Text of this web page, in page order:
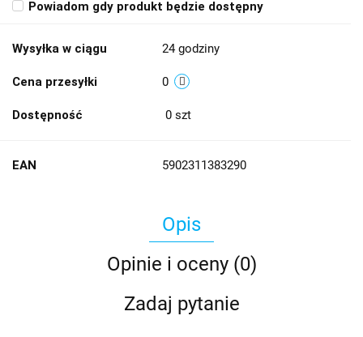
Powiadom gdy produkt będzie dostępny
Wysyłka w ciągu 24 godziny
Cena przesyłki 0
Dostępność 0 szt
EAN 5902311383290
Opis
Opinie i oceny (0)
Zadaj pytanie